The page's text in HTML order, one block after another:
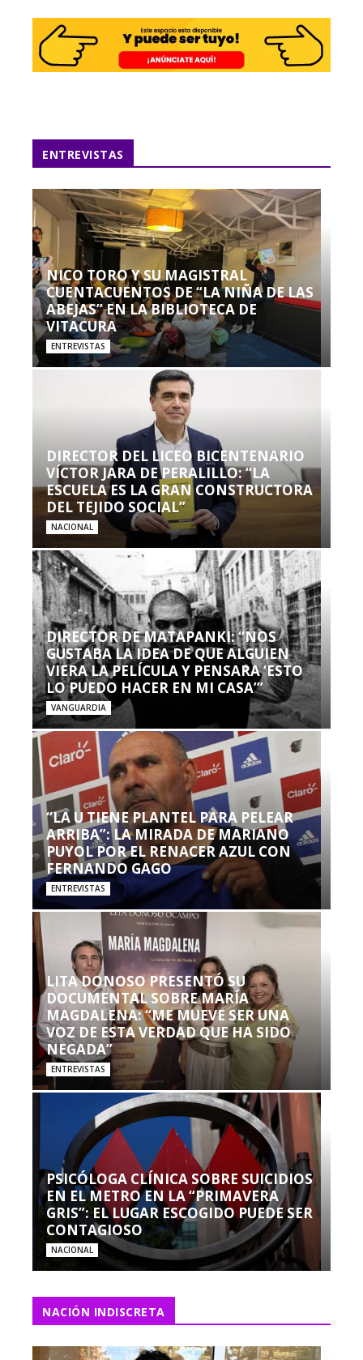
ENTREVISTAS
NICO TORO Y SU MAGISTRAL
CUENTACUENTOS DE “LA NIÑA DE LAS
ABEJAS” EN LA BIBLIOTECA DE
VITACURA
ENTREVISTAS
DIRECTOR DEL LICEO BICENTENARIO
VÍCTOR JARA DE PERALILLO: “LA
ESCUELA ES LA GRAN CONSTRUCTORA
DEL TEJIDO SOCIAL”
NACIONAL
DIRECTOR DE MATAPANKI: “NOS
GUSTABA LA IDEA DE QUE ALGUIEN
VIERA LA PELÍCULA Y PENSARA ‘ESTO
LO PUEDO HACER EN MI CASA’”
VANGUARDIA
“LA U TIENE PLANTEL PARA PELEAR
ARRIBA”: LA MIRADA DE MARIANO
PUYOL POR EL RENACER AZUL CON
FERNANDO GAGO
ENTREVISTAS
LITA DONOSO PRESENTÓ SU
DOCUMENTAL SOBRE MARÍA
MAGDALENA: “ME MUEVE SER UNA
VOZ DE ESTA VERDAD QUE HA SIDO
NEGADA”
ENTREVISTAS
PSICÓLOGA CLÍNICA SOBRE SUICIDIOS
EN EL METRO EN LA “PRIMAVERA
GRIS”: EL LUGAR ESCOGIDO PUEDE SER
CONTAGIOSO
NACIONAL
NACIÓN INDISCRETA